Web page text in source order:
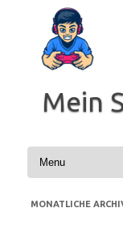
springen
Mein
MONATLICHE